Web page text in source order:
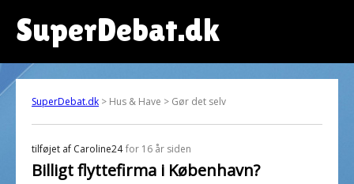
SuperDebat.dk
SuperDebat.dk > Hus & Have > Gør det selv
tilføjet af Caroline24 for 16 år siden
Billigt flyttefirma i København?